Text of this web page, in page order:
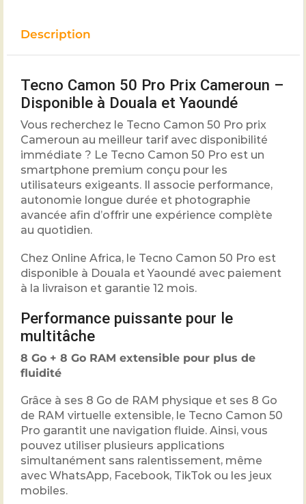
Description
Tecno Camon 50 Pro Prix Cameroun –
Disponible à Douala et Yaoundé
Vous recherchez le Tecno Camon 50 Pro prix
Cameroun au meilleur tarif avec disponibilité
immédiate ? Le Tecno Camon 50 Pro est un
smartphone premium conçu pour les
utilisateurs exigeants. Il associe performance,
autonomie longue durée et photographie
avancée afin d’offrir une expérience complète
au quotidien.
Chez Online Africa, le Tecno Camon 50 Pro est
disponible à Douala et Yaoundé avec paiement
à la livraison et garantie 12 mois.
Performance puissante pour le
multitâche
8 Go + 8 Go RAM extensible pour plus de
fluidité
Grâce à ses 8 Go de RAM physique et ses 8 Go
de RAM virtuelle extensible, le Tecno Camon 50
Pro garantit une navigation fluide. Ainsi, vous
pouvez utiliser plusieurs applications
simultanément sans ralentissement, même
avec WhatsApp, Facebook, TikTok ou les jeux
mobiles.